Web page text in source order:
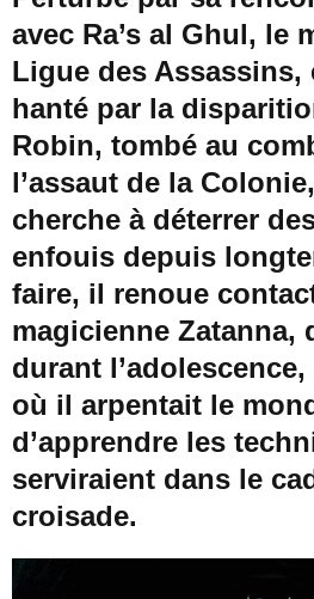
avec Ra’s al Ghul, le
Ligue des
hanté par la
Robin, tombé au
l’assaut de la
cherche à déterrer
enfouis depuis
faire, il renoue
magicienne Zatanna,
durant
où il arpentait le
d’apprendre les
serviraient dans le
croisade.